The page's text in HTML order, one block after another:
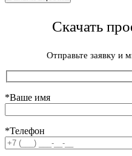
Скачать
Отправьте заявку и
*Ваше имя
*Телефон